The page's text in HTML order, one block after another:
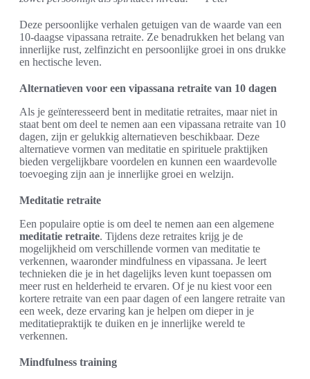
Deze persoonlijke verhalen getuigen van de waarde van een
10-daagse vipassana retraite. Ze benadrukken het belang van
innerlijke rust, zelfinzicht en persoonlijke groei in ons drukke
en hectische leven.
Alternatieven voor een vipassana retraite van 10 dagen
Als je geïnteresseerd bent in meditatie retraites, maar niet in
staat bent om deel te nemen aan een vipassana retraite van 10
dagen, zijn er gelukkig alternatieven beschikbaar. Deze
alternatieve vormen van meditatie en spirituele praktijken
bieden vergelijkbare voordelen en kunnen een waardevolle
toevoeging zijn aan je innerlijke groei en welzijn.
Meditatie retraite
Een populaire optie is om deel te nemen aan een algemene
meditatie retraite. Tijdens deze retraites krijg je de
mogelijkheid om verschillende vormen van meditatie te
verkennen, waaronder mindfulness en vipassana. Je leert
technieken die je in het dagelijks leven kunt toepassen om
meer rust en helderheid te ervaren. Of je nu kiest voor een
kortere retraite van een paar dagen of een langere retraite van
een week, deze ervaring kan je helpen om dieper in je
meditatiepraktijk te duiken en je innerlijke wereld te
verkennen.
Mindfulness training